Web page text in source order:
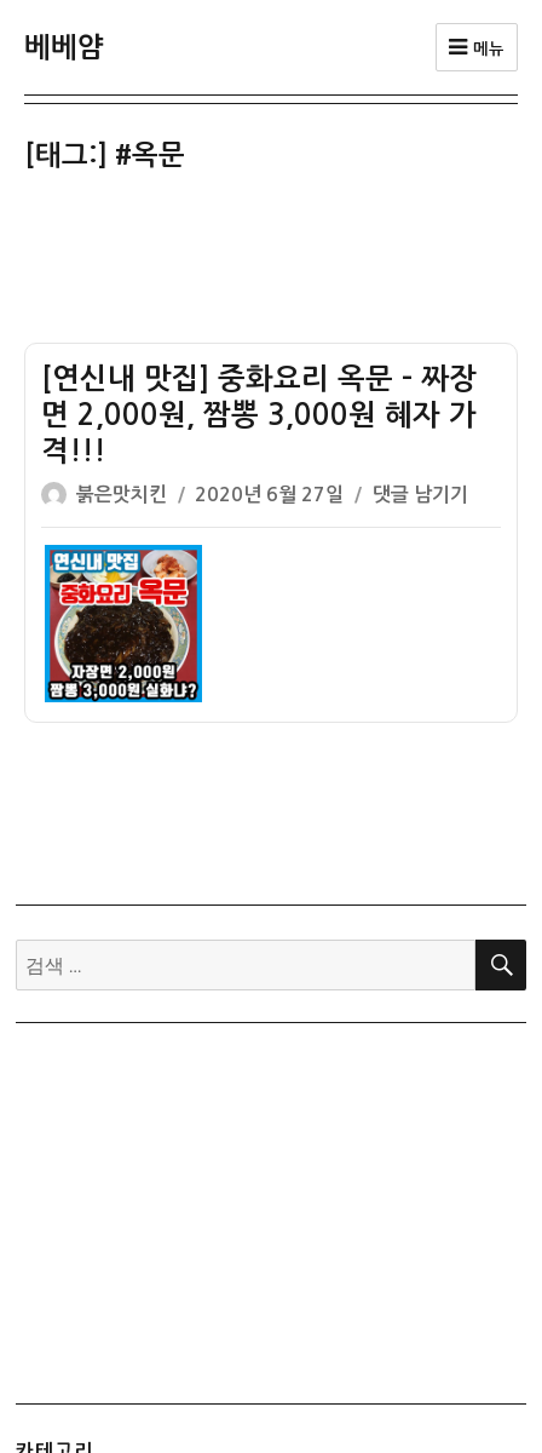
베베얌 메뉴
[태그:] #옥문
[연신내 맛집] 중화요리 옥문 – 짜장
면 2,000원, 짬뽕 3,000원 혜자 가
격!!!
글
쓴
이
붉은맛치킨
작
성
일
자
2020년 6월 27일
[연
신
댓글 남기기
검
색:
검